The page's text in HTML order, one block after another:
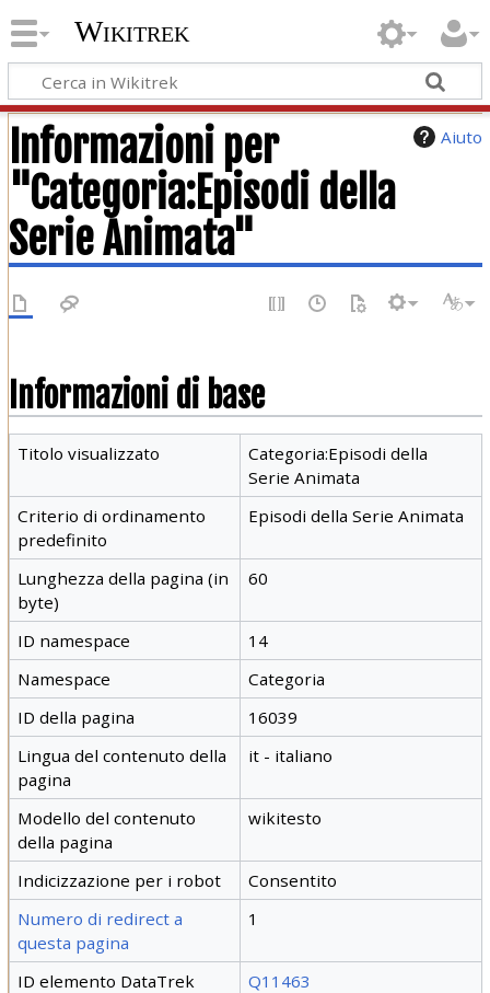
Wikitrek
Aiuto
Informazioni per
"Categoria:Episodi della
Serie Animata"
Informazioni di base
Titolo visualizzato
Categoria:Episodi della
Serie Animata
Criterio di ordinamento
predefinito
Episodi della Serie Animata
Lunghezza della pagina (in
byte)
60
ID namespace
14
Namespace
Categoria
ID della pagina
16039
Lingua del contenuto della
pagina
it - italiano
Modello del contenuto
della pagina
wikitesto
Indicizzazione per i robot
Consentito
Numero di redirect a
questa pagina
1
ID elemento DataTrek
Q11463